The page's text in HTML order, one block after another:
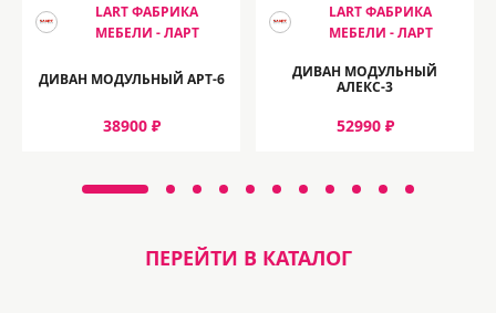
LART ФАБРИКА
МЕБЕЛИ - ЛАРТ
ДИВАН МОДУЛЬНЫЙ АРТ-6
38900 ₽
LART ФАБРИКА
МЕБЕЛИ - ЛАРТ
ДИВАН МОДУЛЬНЫЙ
АЛЕКС-3
52990 ₽
ПЕРЕЙТИ В КАТАЛОГ